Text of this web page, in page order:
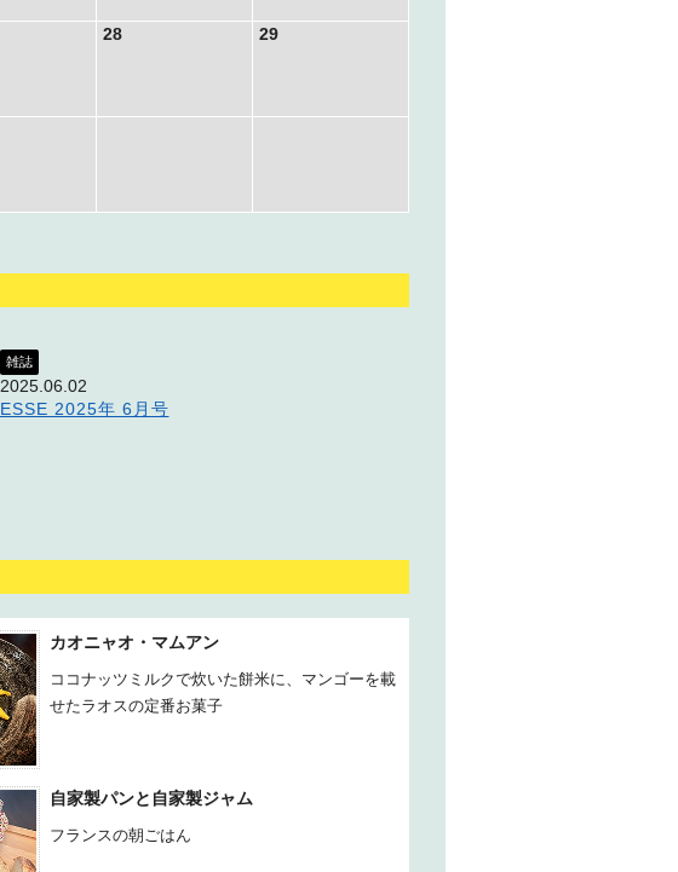
28 29
雑誌
2025.06.02
ESSE 2025年 6月号
カオニャオ・マムアン
ココナッツミルクで炊いた餅米に、マンゴーを載
せたラオスの定番お菓子
自家製パンと自家製ジャム
フランスの朝ごはん